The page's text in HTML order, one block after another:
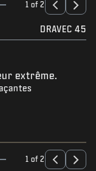
1 of 2
DRAVEC 45
extrême.
1 of 2